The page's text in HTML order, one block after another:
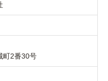
町2番30号